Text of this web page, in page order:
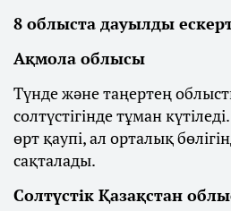
8 облыста дауылды
Ақмола облысы
Түнде және таңертең
солтүстігінде тұман
өрт қаупі, ал орталық
сақталады.
Солтүстік Қазақстан